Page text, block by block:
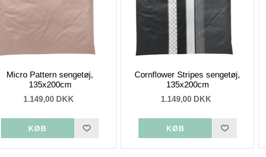
Micro Pattern sengetøj,
135x200cm
1.149,00 DKK
Cornflower Stripes sengetøj,
135x200cm
1.149,00 DKK